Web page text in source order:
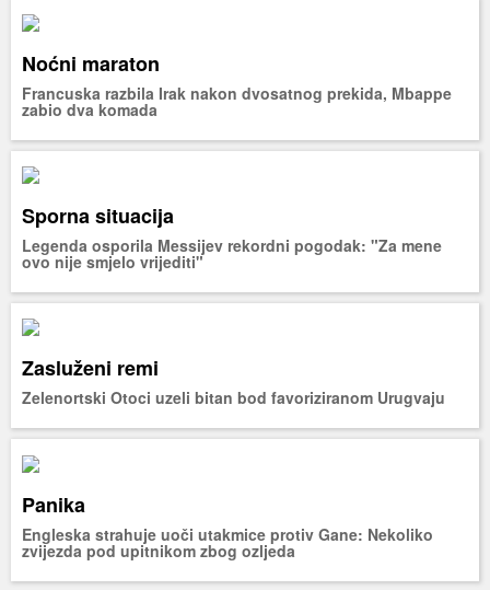
Noćni maraton
Francuska razbila Irak nakon dvosatnog prekida, Mbappe
zabio dva komada
Sporna situacija
Legenda osporila Messijev rekordni pogodak: "Za mene
ovo nije smjelo vrijediti"
Zasluženi remi
Zelenortski Otoci uzeli bitan bod favoriziranom Urugvaju
Panika
Engleska strahuje uoči utakmice protiv Gane: Nekoliko
zvijezda pod upitnikom zbog ozljeda